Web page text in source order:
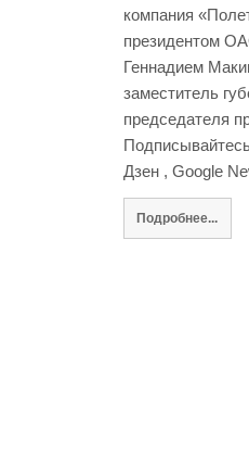
компания
президентом
Геннадием
заместитель
председателя
Дзен , Google
Подробнее...